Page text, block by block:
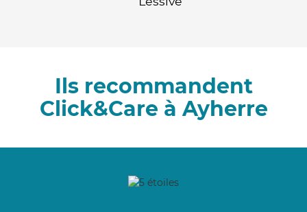
Ils recommandent
Click&Care à Ayherre